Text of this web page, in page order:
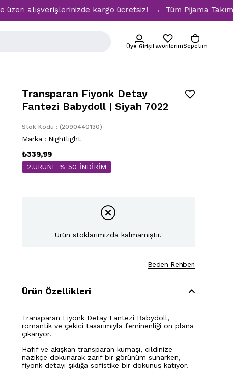
alışverişlerinizde kargo ücretsiz! → Tüm Pijama
Üye GirişiFavorilerimSepetim
Transparan Fiyonk Detay
Fantezi Babydoll | Siyah 7022
Stok Kodu (2090440130)
Marka : Nightlight
₺339,99
2.ÜRÜNE % 50 İNDİRİM
Ürün stoklarımızda kalmamıştır.
Beden Rehberi
Ürün Özellikleri
Transparan Fiyonk Detay Fantezi Babydoll,
romantik ve çekici tasarımıyla feminenliği ön plana
çıkarıyor.
Hafif ve akışkan transparan kumaşı, cildinize
nazikçe dokunarak zarif bir görünüm sunarken,
fiyonk detayı şıklığa sofistike bir dokunuş katıyor.